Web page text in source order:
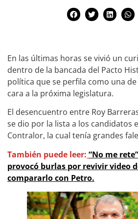
En las últimas horas se vivió un
dentro de la bancada del Pacto
política que se perfila como una
cara a la próxima legislatura.
El desencuentro entre Roy
se dio por la lista a los candidatos
Contralor, la cual tenía grandes
También puede leer: “No me
provocó burlas por revivir video
compararlo con Petro.